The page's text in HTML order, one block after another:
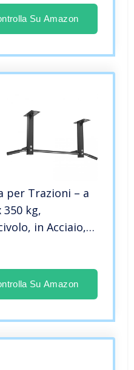
Su Amazon
per Trazioni – a
kg,
in Acciaio,
Multifunzione,
Palestra
Su Amazon